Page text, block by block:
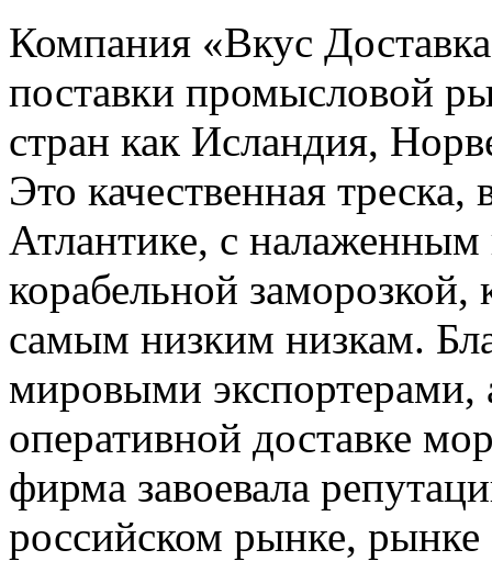
Компания «Вкус
поставки промысловой
стран как Исландия,
Это качественная
Атлантике, с
корабельной
самым низким низкам.
мировыми экспортерами,
оперативной доставке
фирма завоевала
российском рынке,